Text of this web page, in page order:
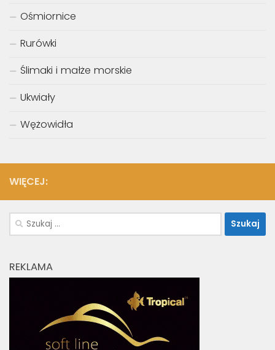
Ośmiornice
Rurówki
Ślimaki i małże morskie
Ukwiały
Wężowidła
WIĘCEJ:
Szukaj:
REKLAMA